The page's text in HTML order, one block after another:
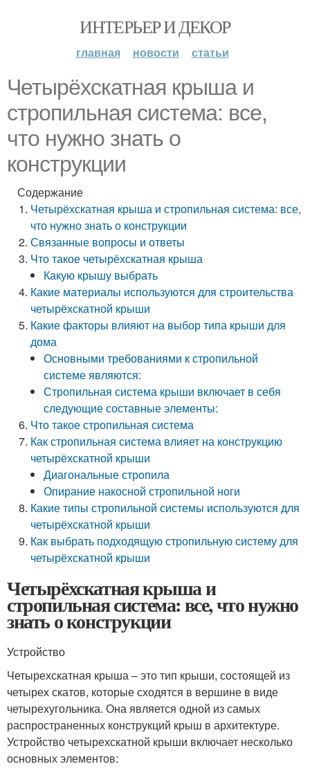
ИНТЕРЬЕР И ДЕКОР
главная новости статьи
Четырёхскатная крыша и
стропильная система: все,
что нужно знать о
конструкции
Содержание
Четырёхскатная крыша и стропильная система: все,
что нужно знать о конструкции
Связанные вопросы и ответы
Что такое четырёхскатная крыша
Какую крышу выбрать
Какие материалы используются для строительства
четырёхскатной крыши
Какие факторы влияют на выбор типа крыши для
дома
Основными требованиями к стропильной
системе являются:
Стропильная система крыши включает в себя
следующие составные элементы:
Что такое стропильная система
Как стропильная система влияет на конструкцию
четырёхскатной крыши
Диагональные стропила
Опирание накосной стропильной ноги
Какие типы стропильной системы используются для
четырёхскатной крыши
Как выбрать подходящую стропильную систему для
четырёхскатной крыши
Четырёхскатная крыша и
стропильная система: все, что нужно
знать о конструкции
Устройство
Четырехскатная крыша – это тип крыши, состоящей из
четырех скатов, которые сходятся в вершине в виде
четырехугольника. Она является одной из самых
распространенных конструкций крыш в архитектуре.
Устройство четырехскатной крыши включает несколько
основных элементов: